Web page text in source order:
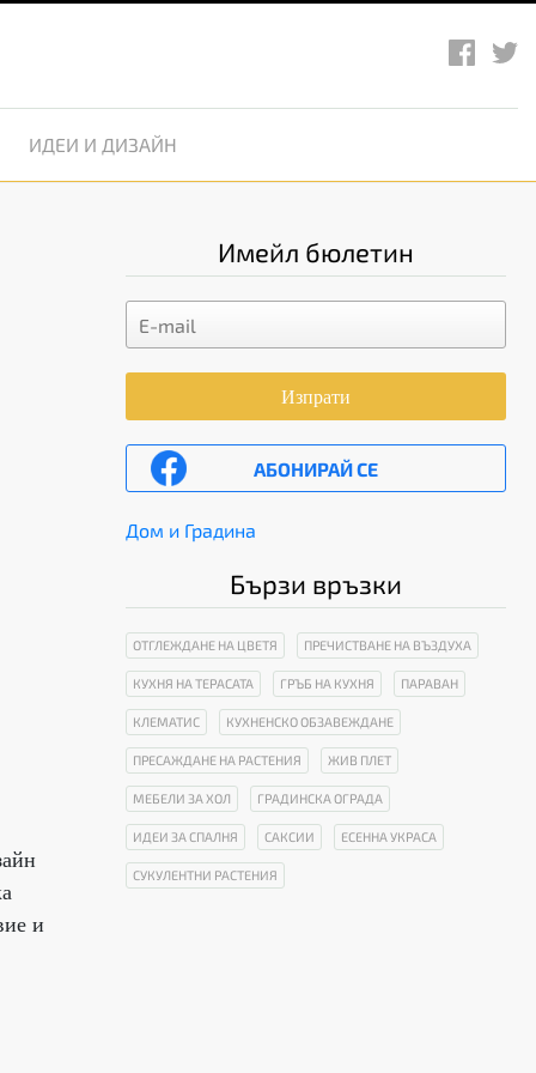
ИДЕИ И ДИЗАЙН
и
Имейл бюлетин
Изпрати
АБОНИРАЙ СЕ
Дом и Градина
Бързи връзки
ОТГЛЕЖДАНЕ НА ЦВЕТЯ ПРЕЧИСТВАНЕ НА ВЪЗДУХА
КУХНЯ НА ТЕРАСАТА ГРЪБ НА КУХНЯ ПАРАВАН
КЛЕМАТИС КУХНЕНСКО ОБЗАВЕЖДАНЕ
ПРЕСАЖДАНЕ НА РАСТЕНИЯ ЖИВ ПЛЕТ
МЕБЕЛИ ЗА ХОЛ ГРАДИНСКА ОГРАДА
ИДЕИ ЗА СПАЛНЯ САКСИИ ЕСЕННА УКРАСА
СУКУЛЕНТНИ РАСТЕНИЯ